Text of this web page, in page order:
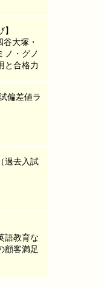
大塚・
ノ・グノ
と合格力
偏差値ラ
過去入試
語教育な
顧客満足